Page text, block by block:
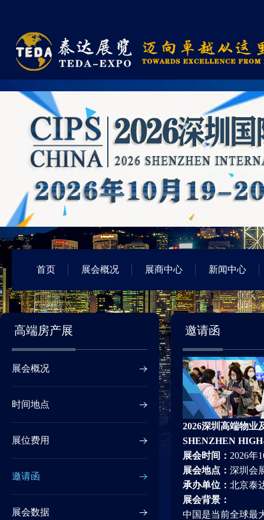
首页 展会概况 展商中心 新闻中心
高端房产展
展会概况
时间地点
展位费用
邀请函
展会数据
邀请函
2026深圳高端物业
SHENZHEN
展会时间： 2026年
展会地点： 深圳会
承办单位： 北京泰
展会背景：
中国是当前全球最